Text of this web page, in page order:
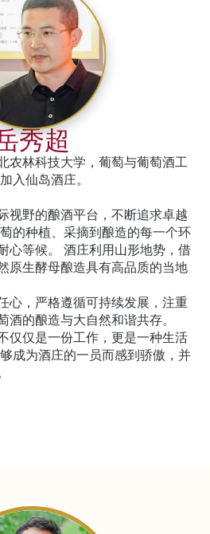
秀超
农林科技大学，葡萄与葡萄酒工
入仙岛酒庄。
视野的酿酒平台，不断追求卓越
的种植、采摘到酿造的每一个环
心等候。 酒庄利用山形地势，借
原生酵母酿造具有高品质的当地
心，严格遵循可持续发展，注重
酒的酿造与大自然和谐共存。
仅仅是一份工作，更是一种生活
成为酒庄的一员而感到骄傲，并